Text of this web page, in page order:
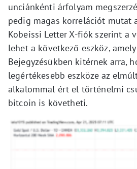
unciánkénti árfolyam
pedig magas korrelációt mutat
Kobeissi Letter X-fiók szerint a
lehet a következő eszköz, amely
Bejegyzésükben kitérnek arra,
legértékesebb eszköze az
alkalommal ért el történelmi
bitcoin is követheti.